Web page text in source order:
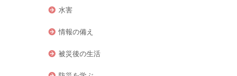
水害
情報の備え
被災後の生活